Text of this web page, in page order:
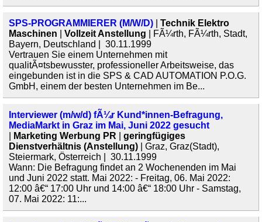
SPS-PROGRAMMIERER (M/W/D)
Technik Elektro
Maschinen
Vollzeit Anstellung | FÃ¼rth, FÃ¼rth, Stadt,
Bayern, Deutschland | 30.11.1999
Vertrauen Sie einem Unternehmen mit
qualitÃ¤tsbewusster, professioneller Arbeitsweise, das
eingebunden ist in die SPS & CAD AUTOMATION P.O.G.
GmbH, einem der besten Unternehmen im Be...
Interviewer (m/w/d) fÃ¼r Kund*innen-Befragung,
MediaMarkt in Graz im Mai, Juni 2022 gesucht
Marketing Werbung PR
geringfügiges
Dienstverhältnis (Anstellung) | Graz, Graz(Stadt),
Steiermark, Österreich | 30.11.1999
Wann: Die Befragung findet an 2 Wochenenden im Mai
und Juni 2022 statt. Mai 2022: - Freitag, 06. Mai 2022:
12:00 â€“ 17:00 Uhr und 14:00 â€“ 18:00 Uhr - Samstag,
07. Mai 2022: 11:...